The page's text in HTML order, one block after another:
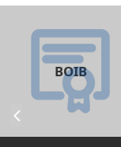
BOIB